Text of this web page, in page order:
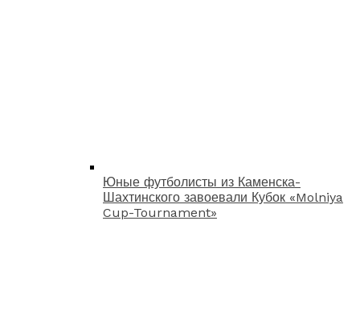
Юные футболисты из Каменска-
Шахтинского завоевали Кубок «Molniya
Cup-Tournament»